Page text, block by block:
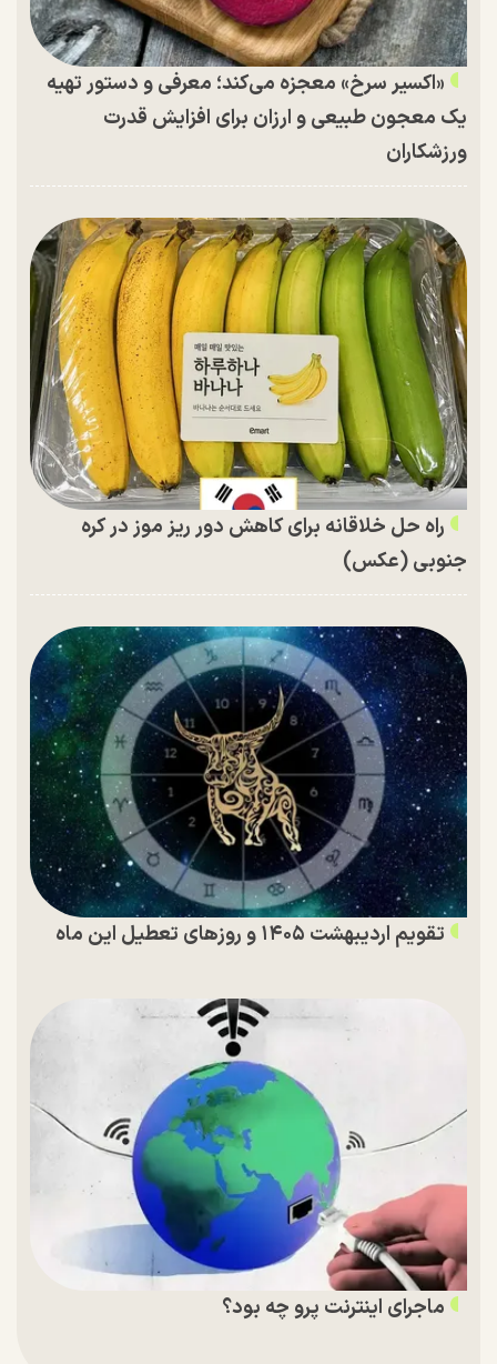
«اکسیر سرخ» معجزه می‌کند؛ معرفی و دستور تهیه
یک معجون طبیعی و ارزان برای افزایش قدرت
ورزشکاران
راه حل خلاقانه برای کاهش دور ریز موز در کره
جنوبی (عکس)
تقویم اردیبهشت ۱۴۰۵ و روز‌های تعطیل این ماه
ماجرای اینترنت پرو چه بود؟